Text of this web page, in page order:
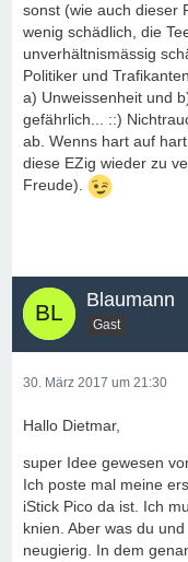
sonst (wie auch dieser
wenig schädlich, die
unverhältnismässig
Politiker und
a) Unweissenheit und
gefährlich... ::)
ab. Wenns hart auf
diese EZig wieder zu
Freude).
Blaumann
Gast
30. März 2017 um 21:30
Hallo Dietmar,
super Idee gewesen
Ich poste mal meine
iStick Pico da ist. Ich
knien. Aber was du
neugierig. In dem